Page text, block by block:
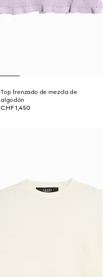
Top trenzado de mezcla de
algodón
CHF 1,450